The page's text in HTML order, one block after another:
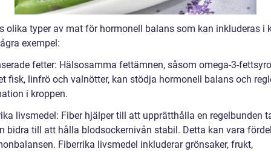
olika typer av mat för hormonell balans som kan inkluderas i
exempel:
fetter: Hälsosamma fettämnen, såsom omega-3-
fisk, linfrö och valnötter, kan stödja hormonell balans och
i kroppen.
livsmedel: Fiber hjälper till att upprätthålla en regelbunden
bidra till att hålla blodsockernivån stabil. Detta kan vara
Fiberrika livsmedel inkluderar grönsaker, frukt,